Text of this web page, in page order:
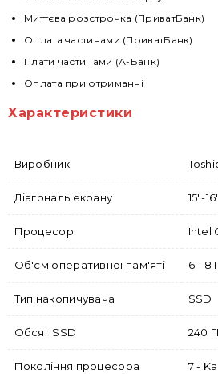
Миттєва розстрочка (ПриватБанк)
Оплата частинами (ПриватБанк)
Плати частинами (А-Банк)
Оплата при отриманні
Характеристики
Виробник
Діагональ екрану 15"-16"
Процесор Intel
Об'єм оперативної пам'яті 6 - 8
Тип накопичувача SSD
Обсяг SSD 240
Покоління процесора 7 -